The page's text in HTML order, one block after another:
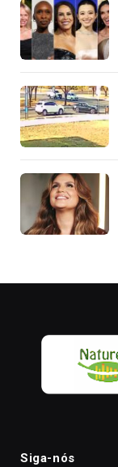
Siga-nós